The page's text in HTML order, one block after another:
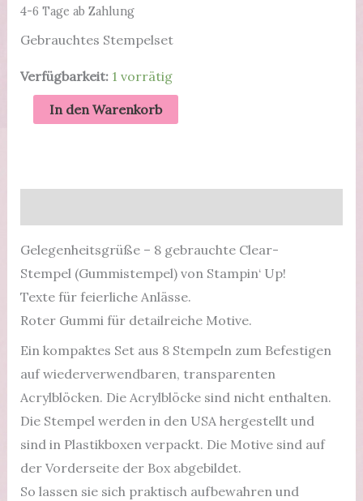
war:
4-6 Tage ab Zahlung
Gebrauchtes Stempelset
Verfügbarkeit: 1 vorrätig
Gelegenheitsgrüße
Stampin'
Up!
Menge
In den Warenkorb
Gelegenheitsgrüße – 8 gebrauchte Clear-
Stempel (Gummistempel) von Stampin‘ Up!
Texte für feierliche Anlässe.
Roter Gummi für detailreiche Motive.
Ein kompaktes Set aus 8 Stempeln zum Befestigen
auf wiederverwendbaren, transparenten
Acrylblöcken. Die Acrylblöcke sind nicht enthalten.
Die Stempel werden in den USA hergestellt und
sind in Plastikboxen verpackt. Die Motive sind auf
der Vorderseite der Box abgebildet.
So lassen sie sich praktisch aufbewahren und